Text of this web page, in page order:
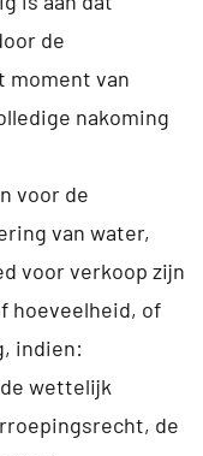
de
moment van
nakoming
voor de
van water,
voor verkoop zijn
hoeveelheid, of
indien:
wettelijk
de